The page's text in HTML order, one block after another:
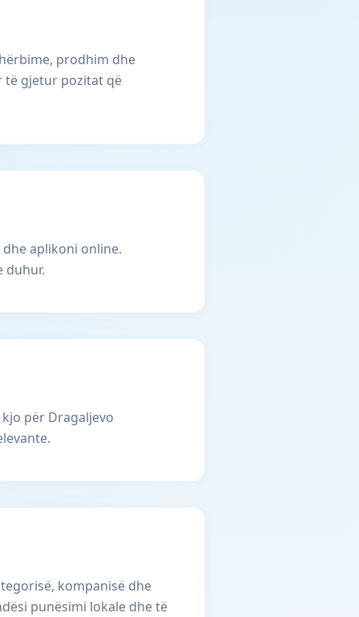
prodhim dhe
të gjetur pozitat që
aplikoni online.
duhur.
për Dragaljevo
kompanisë dhe
punësimi lokale dhe të